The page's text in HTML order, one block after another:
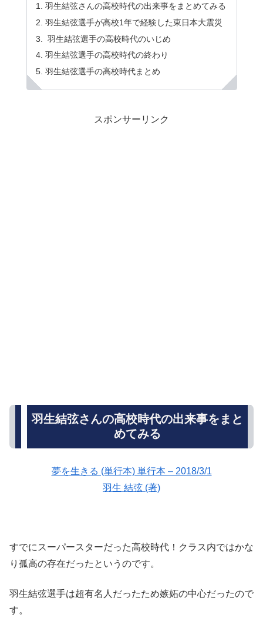
羽生結弦さんの高校時代の出来事をまとめてみる
羽生結弦選手が高校1年で経験した東日本大震災
羽生結弦選手の高校時代のいじめ
羽生結弦選手の高校時代の終わり
羽生結弦選手の高校時代まとめ
スポンサーリンク
羽生結弦さんの高校時代の出来事をまと
めてみる
夢を生きる (単行本) 単行本 – 2018/3/1
羽生 結弦 (著)
すでにスーパースターだった高校時代！クラス内ではかな
り孤高の存在だったというのです。
羽生結弦選手は超有名人だったため嫉妬の中心だったので
す。